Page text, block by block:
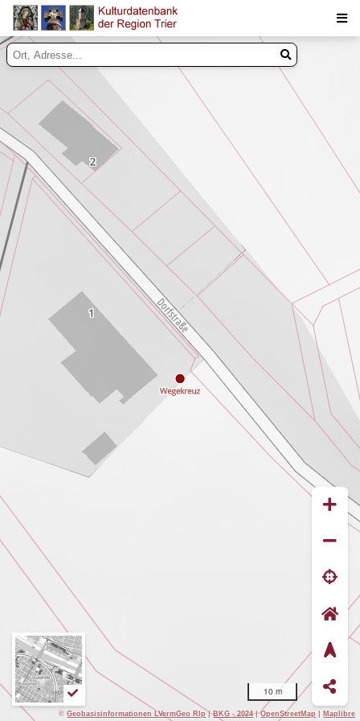
10 m
Suche
Inhalte
©Geobasisinformationen LVermGeo Rlp|BKG - 2024|OpenStreetMap |Maplibre